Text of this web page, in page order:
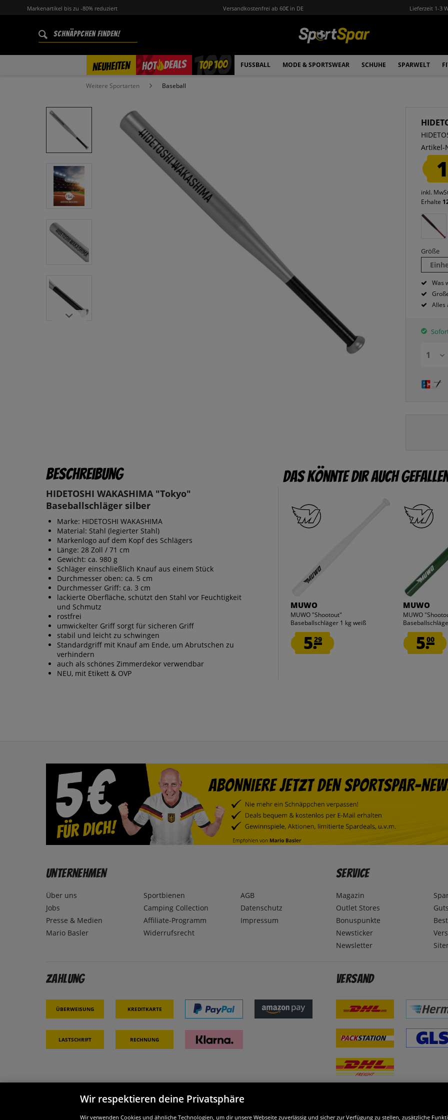
Markenartikel bis zu -80% reduziert Versandkostenfrei ab 60€ in DE Lieferzeit 1-3
NEUHEITEN HOT DEALS
% TOP 100 FUSSBALL MODE & SPORTSWEAR SCHUHE SPARWELT
Weitere Sportarten Baseball
Artikel-
inkl.
Erhalte
Größe
Was
Alles
Beschreibung
HIDETOSHI WAKASHIMA "Tokyo"
Baseballschläger silber
Marke: HIDETOSHI WAKASHIMA
Material: Stahl (legierter Stahl)
Markenlogo auf dem Kopf des Schlägers
Länge: 28 Zoll / 71 cm
Gewicht: ca. 980 g
Schläger einschließlich Knauf aus einem Stück
Durchmesser oben: ca. 5 cm
Durchmesser Griff: ca. 3 cm
lackierte Oberfläche, schützt den Stahl vor Feuchtigkeit
und Schmutz
rostfrei
umwickelter Griff sorgt für sicheren Griff
stabil und leicht zu schwingen
Standardgriff mit Knauf am Ende, um Abrutschen zu
verhindern
auch als schönes Zimmerdekor verwendbar
NEU, mit Etikett & OVP
Das könnte dir auch
MUWO
MUWO "Shootout"
Baseballschläger 1 kg weiß
5.29
MUWO
MUWO
5.00
Unternehmen
Über uns
Jobs
Presse & Medien
Mario Basler
Sportbienen
Camping Collection
Affiliate-Programm
Widerrufsrecht
AGB
Datenschutz
Impressum
Service
Magazin
Outlet Stores
Bonuspunkte
Newsticker
Newsletter
Zahlung
Überweisung Kreditkarte
Lastschrift Rechnung
Versand
Partner & Sicherheit Wir sind ausgezeichnet
Wir respektieren deine Privatsphäre
Wir verwenden Cookies und ähnliche Technologien, um dir unsere Webseite zuverlässig und sicher zur Verfügung zu stellen, zusätzliche